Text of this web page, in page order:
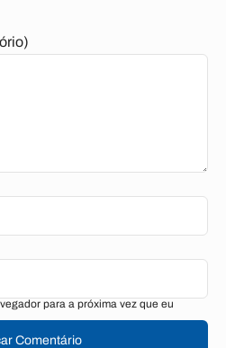
para a próxima vez que eu
Comentário